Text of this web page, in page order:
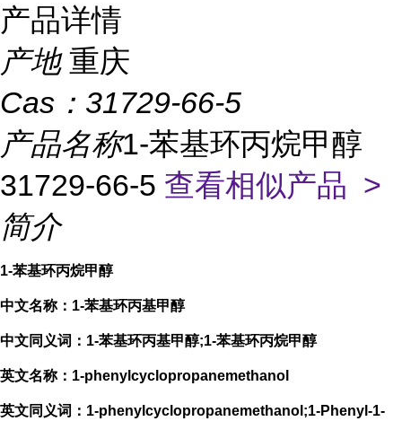
产品详情
产地 重庆
Cas： 31729-66-5
产品名称1-苯基环丙烷甲醇
31729-66-5 查看相似产品 >
简介
1-苯基环丙烷甲醇
中文名称：1-苯基环丙基甲醇
中文同义词：1-苯基环丙基甲醇;1-苯基环丙烷甲醇
英文名称：1-phenylcyclopropanemethanol
英文同义词：1-phenylcyclopropanemethanol;1-Phenyl-1-